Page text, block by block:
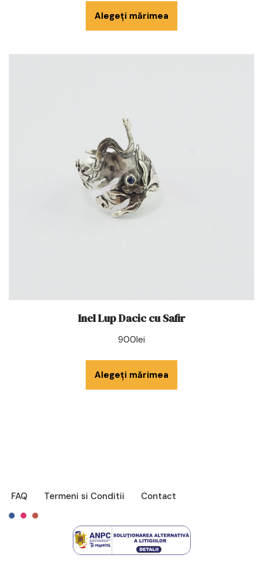
Alegeți mărimea
Inel Lup Dacic cu Safir
900lei
Alegeți mărimea
FAQ Termeni si Conditii Contact